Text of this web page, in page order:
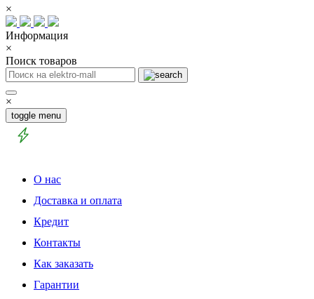
×
Информация
×
Поиск товаров
×
toggle menu
О нас
Доставка и оплата
Кредит
Контакты
Как заказать
Гарантии